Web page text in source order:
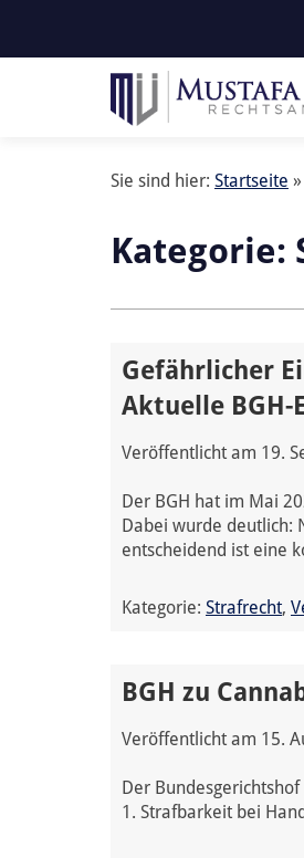
Sie sind hier: Startseite »
Kategorie:
Gefährlicher
Aktuelle BGH-
Veröffentlicht am 19.
Der BGH hat im Mai
Dabei wurde deutlich:
entscheidend ist eine
Kategorie: Strafrecht,
BGH zu
Veröffentlicht am 15.
Der
1. Strafbarkeit bei